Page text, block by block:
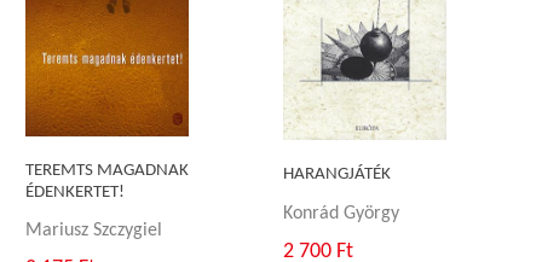
TEREMTS MAGADNAK
ÉDENKERTET!
Mariusz Szczygiel
HARANGJÁTÉK
Konrád György
2 700 Ft